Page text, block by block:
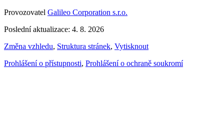
Provozovatel Galileo Corporation s.r.o.
Poslední aktualizace: 4. 8. 2026
Změna vzhledu, Struktura stránek, Vytisknout
Prohlášení o přístupnosti, Prohlášení o ochraně soukromí